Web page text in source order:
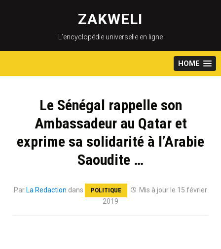
content
ZAKWELI
L’encyclopédie universelle en ligne
HOME
Le Sénégal rappelle son
Ambassadeur au Qatar et
exprime sa solidarité à l’Arabie
Saoudite …
Par La Redaction dans POLITIQUE
Mis à jour le 15 février
2019